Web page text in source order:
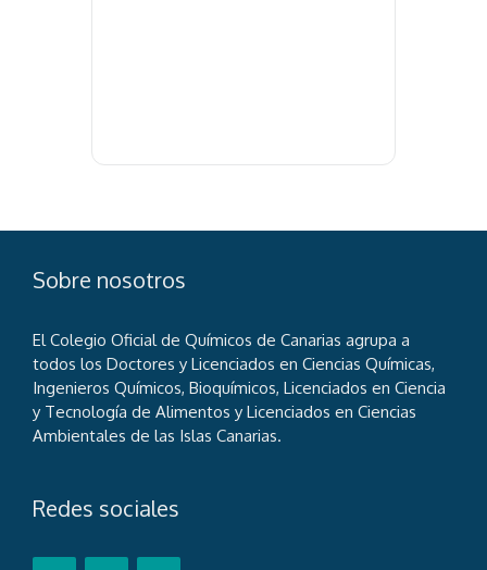
Sobre nosotros
El Colegio Oficial de Químicos de Canarias agrupa a
todos los Doctores y Licenciados en Ciencias Químicas,
Ingenieros Químicos, Bioquímicos, Licenciados en Ciencia
y Tecnología de Alimentos y Licenciados en Ciencias
Ambientales de las Islas Canarias.
Redes sociales